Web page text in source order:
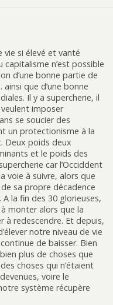
vie si élevé et vanté
capitalisme n’est possible
d’une bonne partie de
que d’une bonne
Il y a supercherie, il
imposer
se soucier des
un protectionisme à la
Deux poids deux
et le poids des
car l’Occiddent
voie à suivre, alors que
sa propre décadence
la fin des 30 glorieuses,
monter alors que la
à redescendre. Et depuis,
notre niveau de vie
de baisser. Bien
plus de choses que
choses qui n’étaient
voire le
système récupère